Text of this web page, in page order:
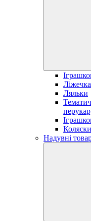
Ляльки
Коляски
Надувні